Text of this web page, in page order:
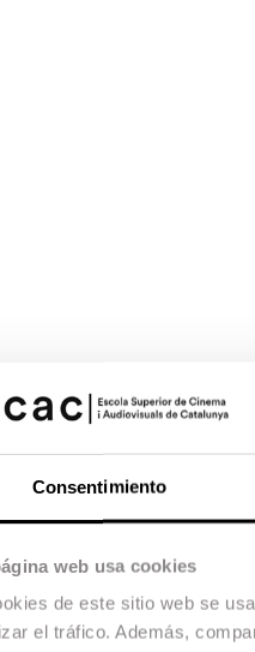
Consentimiento
web usa cookies
de este sitio web se
el tráfico. Además,